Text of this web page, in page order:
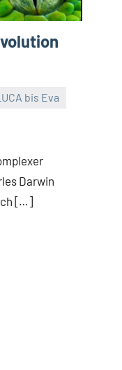
bis Eva
Darwin
[…]